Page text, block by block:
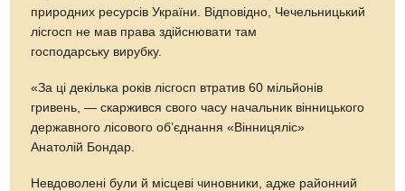
природних ресурсів України. Відповідно, Чечельницький
лісгосп не мав права здійснювати там
господарську вирубку.
«За ці декілька років лісгосп втратив 60 мільйонів
гривень, — скаржився свого часу начальник вінницького
державного лісового об’єднання «Вінницяліс»
Анатолій Бондар.
Невдоволені були й місцеві чиновники, адже районний